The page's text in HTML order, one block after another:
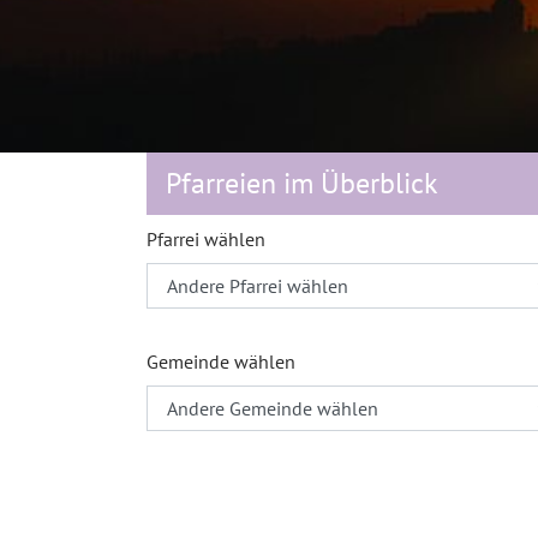
Pfarreien im Überblick
Pfarrei wählen
Gemeinde wählen